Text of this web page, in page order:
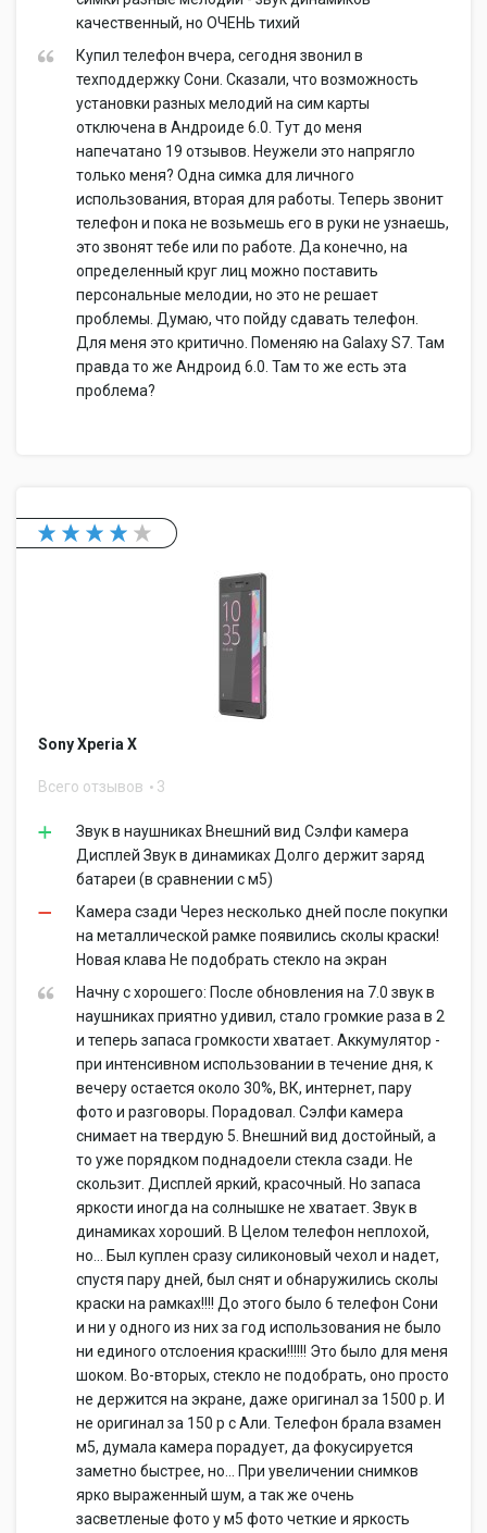
качественный, но ОЧЕНЬ тихий
Купил телефон вчера, сегодня звонил в
техподдержку Сони. Сказали, что возможность
установки разных мелодий на сим карты
отключена в Андроиде 6.0. Тут до меня
напечатано 19 отзывов. Неужели это напрягло
только меня? Одна симка для личного
использования, вторая для работы. Теперь звонит
телефон и пока не возьмешь его в руки не узнаешь,
это звонят тебе или по работе. Да конечно, на
определенный круг лиц можно поставить
персональные мелодии, но это не решает
проблемы. Думаю, что пойду сдавать телефон.
Для меня это критично. Поменяю на Galaxy S7. Там
правда то же Андроид 6.0. Там то же есть эта
проблема?
Sony Xperia X
Всего отзывов 3
Звук в наушниках Внешний вид Сэлфи камера
Дисплей Звук в динамиках Долго держит заряд
батареи (в сравнении с м5)
Камера сзади Через несколько дней после покупки
на металлической рамке появились сколы краски!
Новая клава Не подобрать стекло на экран
Начну с хорошего: После обновления на 7.0 звук в
наушниках приятно удивил, стало громкие раза в 2
и теперь запаса громкости хватает. Аккумулятор -
при интенсивном использовании в течение дня, к
вечеру остается около 30%, ВК, интернет, пару
фото и разговоры. Порадовал. Сэлфи камера
снимает на твердую 5. Внешний вид достойный, а
то уже порядком поднадоели стекла сзади. Не
скользит. Дисплей яркий, красочный. Но запаса
яркости иногда на солнышке не хватает. Звук в
динамиках хороший. В Целом телефон неплохой,
но... Был куплен сразу силиконовый чехол и надет,
спустя пару дней, был снят и обнаружились сколы
краски на рамках!!!! До этого было 6 телефон Сони
и ни у одного из них за год использования не было
ни единого отслоения краски!!!!!! Это было для меня
шоком. Во-вторых, стекло не подобрать, оно просто
не держится на экране, даже оригинал за 1500 р. И
не оригинал за 150 р с Али. Телефон брала взамен
м5, думала камера порадует, да фокусируется
заметно быстрее, но... При увеличении снимков
ярко выраженный шум, а так же очень
засветленые фото у м5 фото четкие и яркость